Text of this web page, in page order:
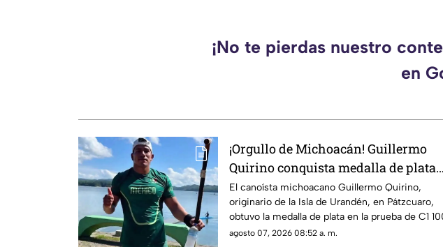
¡No te pierdas nuestro
en
¡Orgullo de Michoacán! Guillermo
Quirino conquista medalla de plata
para México en Santo Domingo 2026
El canoísta michoacano Guillermo Quirino,
originario de la Isla de Urandén, en Pátzcuaro,
obtuvo la medalla de plata en la prueba de C1
metros durante los Juegos Centroamericanos y
agosto 07, 2026 08:52 a. m.